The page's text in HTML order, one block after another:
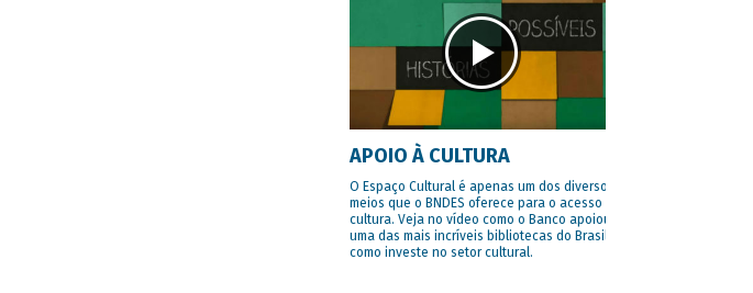
APOIO À CULTURA
O Espaço Cultural é apenas um dos diversos
meios que o BNDES oferece para o acesso à
cultura. Veja no vídeo como o Banco apoiou
uma das mais incríveis bibliotecas do Brasil e
como investe no setor cultural.